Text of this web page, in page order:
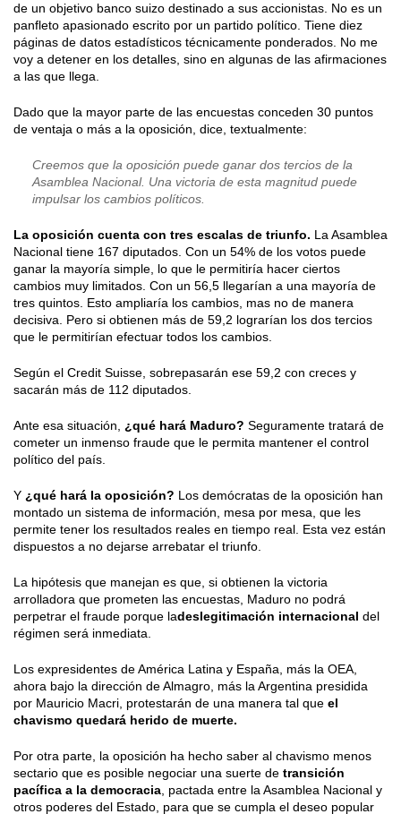
de un objetivo banco suizo destinado a sus accionistas. No es un
panfleto apasionado escrito por un partido político. Tiene diez
páginas de datos estadísticos técnicamente ponderados. No me
voy a detener en los detalles, sino en algunas de las afirmaciones
a las que llega.
Dado que la mayor parte de las encuestas conceden 30 puntos
de ventaja o más a la oposición, dice, textualmente:
Creemos que la oposición puede ganar dos tercios de la
Asamblea Nacional. Una victoria de esta magnitud puede
impulsar los cambios políticos.
La oposición cuenta con tres escalas de triunfo. La Asamblea
Nacional tiene 167 diputados. Con un 54% de los votos puede
ganar la mayoría simple, lo que le permitiría hacer ciertos
cambios muy limitados. Con un 56,5 llegarían a una mayoría de
tres quintos. Esto ampliaría los cambios, mas no de manera
decisiva. Pero si obtienen más de 59,2 lograrían los dos tercios
que le permitirían efectuar todos los cambios.
Según el Credit Suisse, sobrepasarán ese 59,2 con creces y
sacarán más de 112 diputados.
Ante esa situación, ¿qué hará Maduro? Seguramente tratará de
cometer un inmenso fraude que le permita mantener el control
político del país.
Y ¿qué hará la oposición? Los demócratas de la oposición han
montado un sistema de información, mesa por mesa, que les
permite tener los resultados reales en tiempo real. Esta vez están
dispuestos a no dejarse arrebatar el triunfo.
La hipótesis que manejan es que, si obtienen la victoria
arrolladora que prometen las encuestas, Maduro no podrá
perpetrar el fraude porque ladeslegitimación internacional del
régimen será inmediata.
Los expresidentes de América Latina y España, más la OEA,
ahora bajo la dirección de Almagro, más la Argentina presidida
por Mauricio Macri, protestarán de una manera tal que el
chavismo quedará herido de muerte.
Por otra parte, la oposición ha hecho saber al chavismo menos
sectario que es posible negociar una suerte de transición
pacífica a la democracia, pactada entre la Asamblea Nacional y
otros poderes del Estado, para que se cumpla el deseo popular